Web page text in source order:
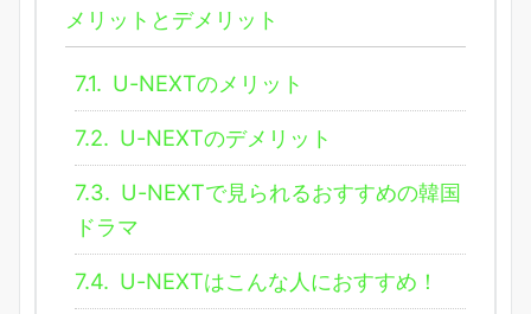
メリットとデメリット
7.1. U-NEXTのメリット
7.2. U-NEXTのデメリット
7.3. U-NEXTで見られるおすすめの韓国
ドラマ
7.4. U-NEXTはこんな人におすすめ！